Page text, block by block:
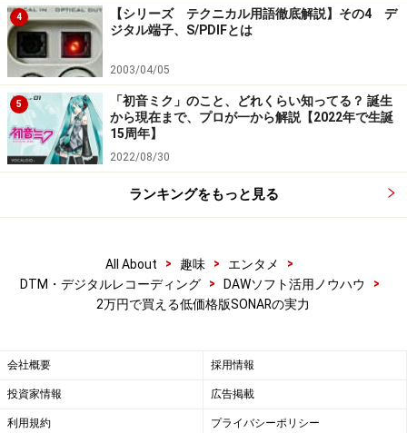
4
【シリーズ テクニカル用語徹底解説】その4 デ
ジタル端子、S/PDIFとは
2003/04/05
5
「初音ミク」のこと、どれくらい知ってる？ 誕生
から現在まで、プロが一から解説【2022年で生誕
15周年】
2022/08/30
ランキングをもっと見る
All About > 趣味 > エンタメ
>
DTM・デジタルレコーディング
> DAWソフト活用ノウハウ
>
2万円で買える低価格版SONARの実力
会社概要 採用情報
投資家情報 広告掲載
利用規約 プライバシーポリシー